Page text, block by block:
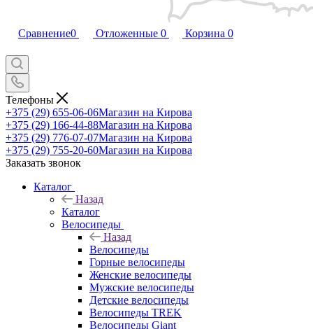
Сравнение0 Отложенные 0 Корзина 0
Телефоны
+375 (29) 655-06-06Магазин на Кирова
+375 (29) 166-44-88Магазин на Кирова
+375 (29) 776-07-07Магазин на Кирова
+375 (29) 755-20-60Магазин на Кирова
Заказать звонок
Каталог
Назад
Каталог
Велосипеды
Назад
Велосипеды
Горные велосипеды
Женские велосипеды
Мужские велосипеды
Детские велосипеды
Велосипеды TREK
Велосипеды Giant